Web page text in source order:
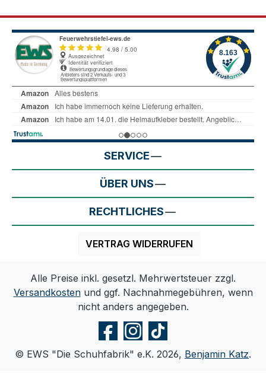
SERVICE
ÜBER UNS
RECHTLICHES
VERTRAG WIDERRUFEN
Alle Preise inkl. gesetzl. Mehrwertsteuer zzgl.
Versandkostenund ggf. Nachnahmegebühren, wenn
nicht anders angegeben.
© EWS "Die Schuhfabrik" e.K. 2026, Benjamin Katz.